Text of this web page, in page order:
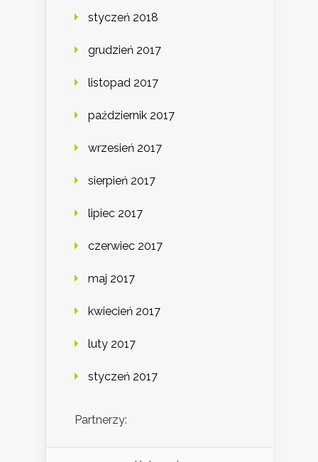
styczeń 2018
grudzień 2017
listopad 2017
październik 2017
wrzesień 2017
sierpień 2017
lipiec 2017
czerwiec 2017
maj 2017
kwiecień 2017
luty 2017
styczeń 2017
Partnerzy: